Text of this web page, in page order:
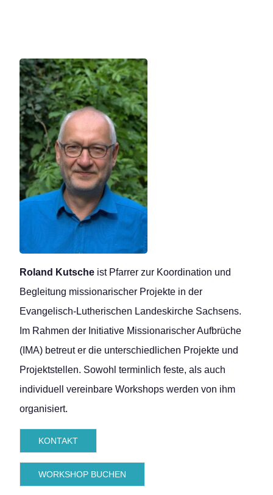
Roland Kutsche ist Pfarrer zur Koordination und
Begleitung missionarischer Projekte in der
Evangelisch-Lutherischen Landeskirche Sachsens.
Im Rahmen der Initiative Missionarischer Aufbrüche
(IMA) betreut er die unterschiedlichen Projekte und
Projektstellen. Sowohl terminlich feste, als auch
individuell vereinbare Workshops werden von ihm
organisiert.
KONTAKT
WORKSHOP BUCHEN